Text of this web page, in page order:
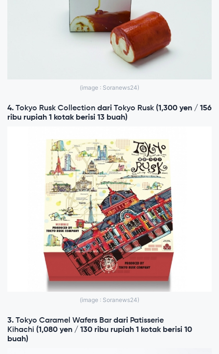
(image : Soranews24)
4. Tokyo Rusk Collection dari Tokyo Rusk (1,300 yen / 156
ribu rupiah 1 kotak berisi 13 buah)
(image : Soranews24)
3. Tokyo Caramel Wafers Bardari Patisserie
Kihachi (1,080 yen / 130 ribu rupiah 1 kotak berisi 10
buah)